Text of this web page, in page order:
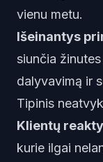
vienu metu.
Išeinantys
siunčia
dalyvavimą ir
Tipinis
Klientų
kurie ilgai